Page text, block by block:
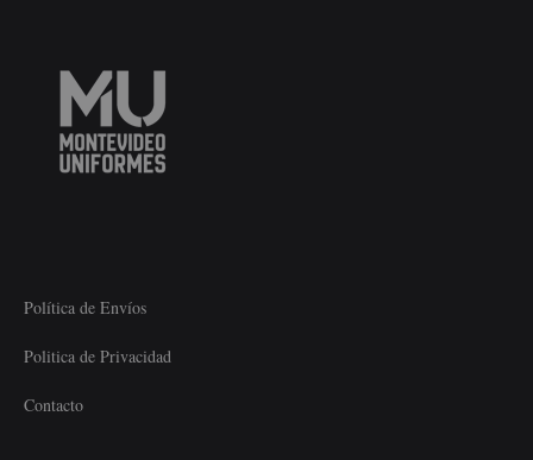
Política de Envíos
Politica de Privacidad
Contacto